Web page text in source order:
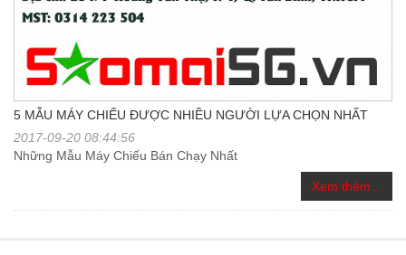
5 MẪU MÁY CHIẾU ĐƯỢC NHIỀU NGƯỜI LỰA CHỌN NHẤT
2017-09-20 08:44:56
Những Mẫu Máy Chiếu Bán Chạy Nhất
Xem thêm...